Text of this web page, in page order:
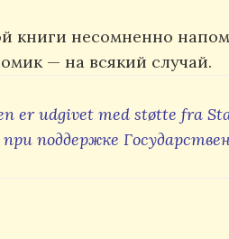
книги несомненно
— на всякий случай.
er udgivet med støtte fra
поддержке